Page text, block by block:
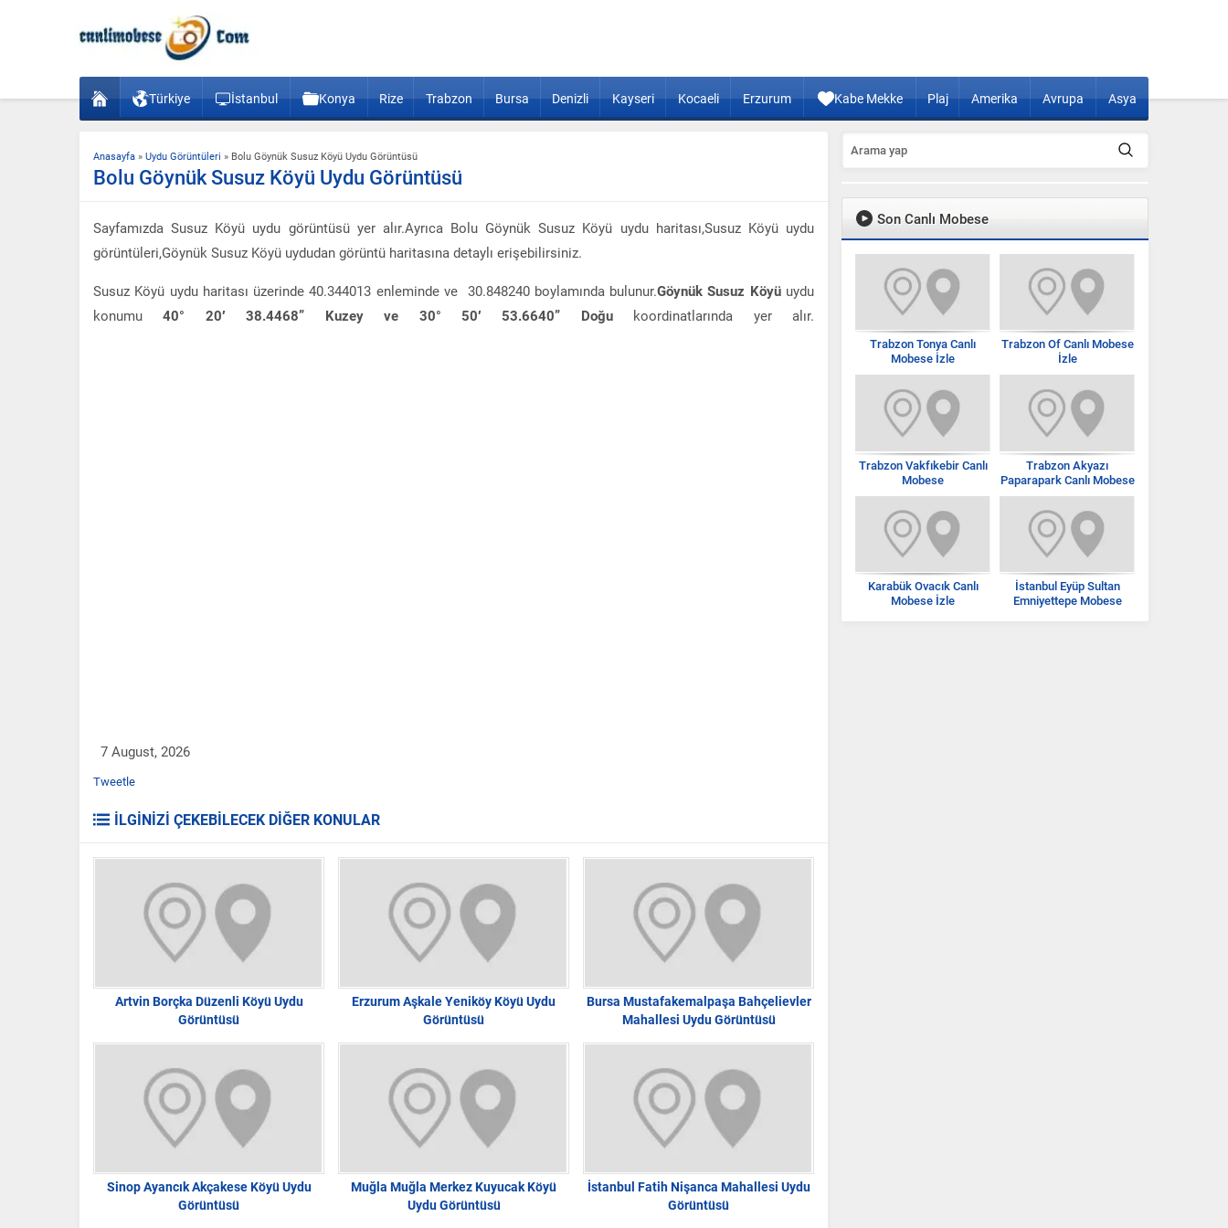
Türkiye İstanbul Konya Rize Trabzon Bursa Denizli Kayseri Kocaeli Erzurum Kabe Mekke Plaj Amerika Avrupa Asya
Anasayfa » Uydu Görüntüleri » Bolu Göynük Susuz Köyü Uydu Görüntüsü
Bolu Göynük Susuz Köyü Uydu Görüntüsü
Sayfamızda Susuz Köyü uydu görüntüsü yer alır.Ayrıca Bolu Göynük Susuz Köyü uydu haritası,Susuz Köyü uydu
görüntüleri,Göynük Susuz Köyü uydudan görüntü haritasına detaylı erişebilirsiniz.
Susuz Köyü uydu haritası üzerinde 40.344013 enleminde ve 30.848240 boylamında bulunur.Göynük Susuz Köyüuydu
konumu40° 20′ 38.4468” Kuzey ve 30° 50′ 53.6640” Doğukoordinatlarında yer alır.
7 August, 2026
Tweetle
İLGİNİZİ ÇEKEBİLECEK DİĞER KONULAR
Artvin Borçka Düzenli Köyü Uydu
Görüntüsü
Erzurum Aşkale Yeniköy Köyü Uydu
Görüntüsü
Bursa Mustafakemalpaşa Bahçelievler
Mahallesi Uydu Görüntüsü
Sinop Ayancık Akçakese Köyü Uydu
Görüntüsü
Muğla Muğla Merkez Kuyucak Köyü
Uydu Görüntüsü
İstanbul Fatih Nişanca Mahallesi Uydu
Görüntüsü
Son Canlı Mobese
Trabzon Tonya Canlı
Mobese İzle
Trabzon Of Canlı Mobese
İzle
Trabzon Vakfıkebir Canlı
Mobese
Trabzon Akyazı
Paparapark Canlı Mobese
İzle
Karabük Ovacık Canlı
Mobese İzle
İstanbul Eyüp Sultan
Emniyettepe Mobese